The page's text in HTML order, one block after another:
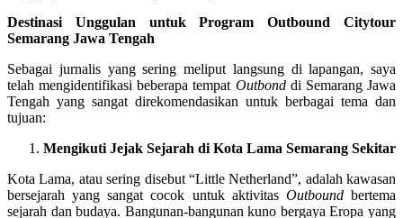
Destinasi Unggulan untuk Program Outbound Citytour
Semarang Jawa Tengah
Sebagai jurnalis yang sering meliput langsung di lapangan, saya
telah mengidentifikasi beberapa tempat Outbonddi Semarang Jawa
Tengah yang sangat direkomendasikan untuk berbagai tema dan
tujuan:
Mengikuti Jejak Sejarah di Kota Lama Semarang Sekitar
Kota Lama, atau sering disebut “Little Netherland”, adalah kawasan
bersejarah yang sangat cocok untuk aktivitas Outboundbertema
sejarah dan budaya. Bangunan-bangunan kuno bergaya Eropa yang